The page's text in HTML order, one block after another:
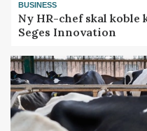
BUSINESS
Ny HR-chef skal
Seges Innovation